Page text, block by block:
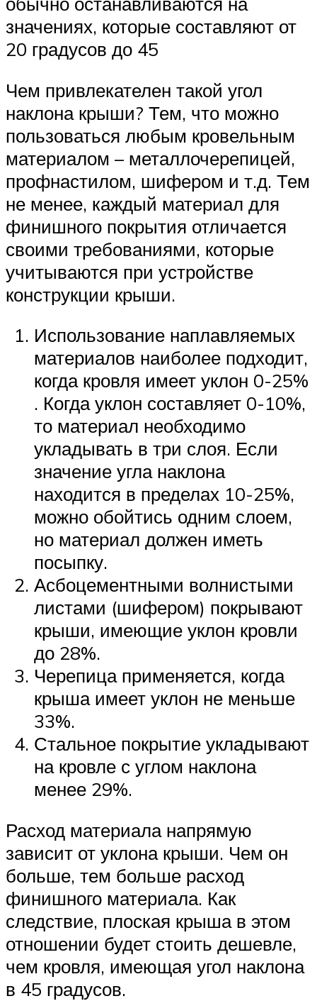
значениях, которые составляют от
20 градусов до 45
Чем привлекателен такой угол
наклона крыши? Тем, что можно
пользоваться любым кровельным
материалом – металлочерепицей,
профнастилом, шифером и т.д. Тем
не менее, каждый материал для
финишного покрытия отличается
своими требованиями, которые
учитываются при устройстве
конструкции крыши.
Использование наплавляемых
материалов наиболее подходит,
когда кровля имеет уклон 0-25%
. Когда уклон составляет 0-10%,
то материал необходимо
укладывать в три слоя. Если
значение угла наклона
находится в пределах 10-25%,
можно обойтись одним слоем,
но материал должен иметь
посыпку.
Асбоцементными волнистыми
листами (шифером) покрывают
крыши, имеющие уклон кровли
до 28%.
Черепица применяется, когда
крыша имеет уклон не меньше
33%.
Стальное покрытие укладывают
на кровле с углом наклона
менее 29%.
Расход материала напрямую
зависит от уклона крыши. Чем он
больше, тем больше расход
финишного материала. Как
следствие, плоская крыша в этом
отношении будет стоить дешевле,
чем кровля, имеющая угол наклона
в 45 градусов.